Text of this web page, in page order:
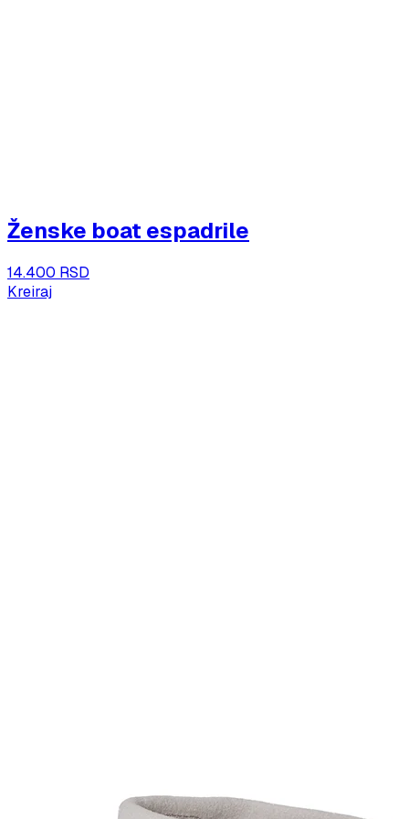
Ženske boat espadrile
14.400 RSD
Kreiraj